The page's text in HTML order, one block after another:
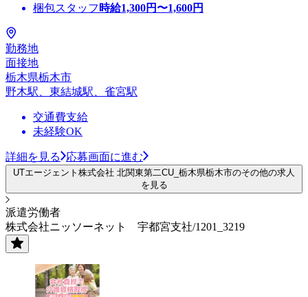
梱包スタッフ 時給1,300円〜1,600円
勤務地
面接地
栃木県栃木市
野木駅、東結城駅、雀宮駅
交通費支給
未経験OK
詳細を見る 応募画面に進む
UTエージェント株式会社 北関東第二CU_栃木県栃木市のその他の求人
を見る
派遣労働者
株式会社ニッソーネット 宇都宮支社/1201_3219